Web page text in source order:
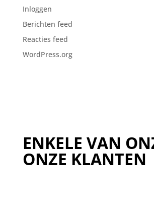
Inloggen
Berichten feed
Reacties feed
WordPress.org
ENKELE VAN
ONZE KLANTEN